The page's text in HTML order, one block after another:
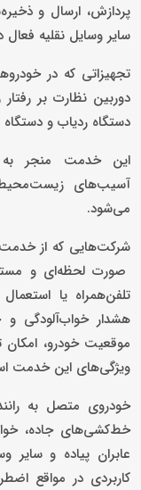
پردازش، ارسال و
سایر وسایل نقلیه فعال
تجهیزاتی که در
دوربین نظارت بر رفتار
دستگاه ردیاب و
این خدمت منجر به
آسیب‌های
می‌شود.
شرکت‌هایی که از خدمت
صورت لحظه‌ای و
تلفن‌همراه یا
هشدار خواب‌آلودگی و
موقعیت خودرو،
ویژگی‌های این خدمت
خودروی متصل به
خط‌کشی‌های جاده،
عابران پیاده و سایر
کاربردی در مواقع